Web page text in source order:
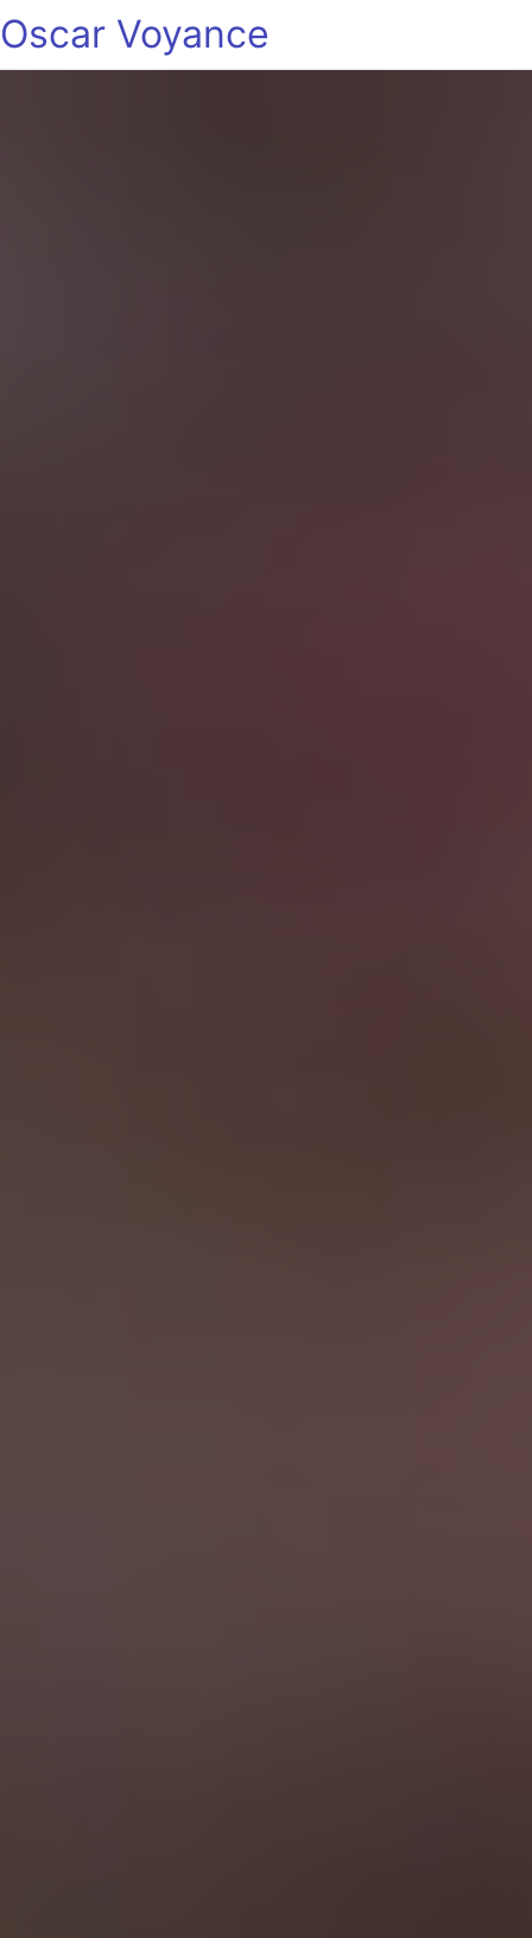
Oscar Voyance